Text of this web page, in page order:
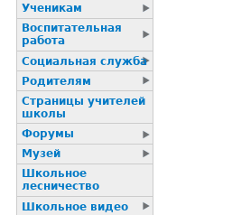
Ученикам
Воспитательная
работа
Социальная служба
Родителям
Страницы учителей
школы
Форумы
Музей
Школьное
лесничество
Школьное видео